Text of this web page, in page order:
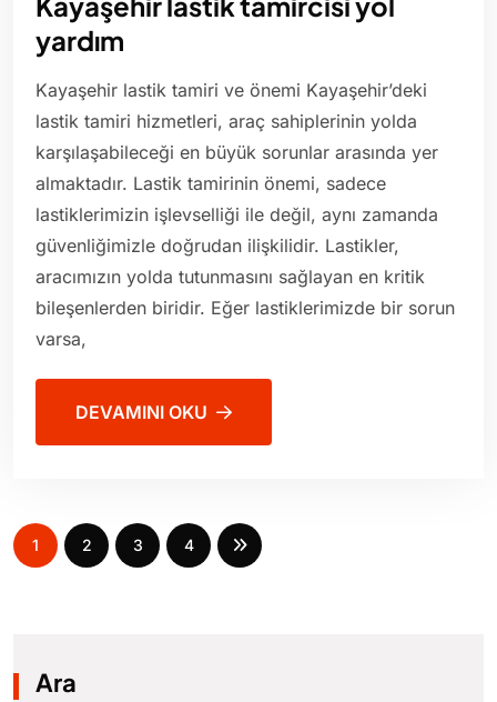
yardım
Kayaşehir lastik tamiri ve önemi Kayaşehir’deki
lastik tamiri hizmetleri, araç sahiplerinin yolda
karşılaşabileceği en büyük sorunlar arasında yer
almaktadır. Lastik tamirinin önemi, sadece
lastiklerimizin işlevselliği ile değil, aynı zamanda
güvenliğimizle doğrudan ilişkilidir. Lastikler,
aracımızın yolda tutunmasını sağlayan en kritik
bileşenlerden biridir. Eğer lastiklerimizde bir sorun
varsa,
DEVAMINI OKU
1 2 3 4
Ara